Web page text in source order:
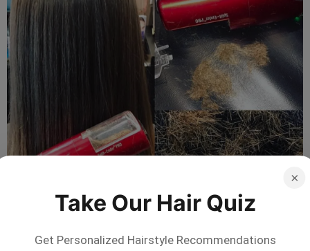
Try it on with your selfie!
×
Take Our Hair Quiz
Get Personalized Hairstyle Recommendations